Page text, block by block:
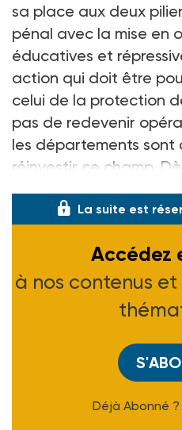
sa place aux deux
pénal avec la mise en
éducatives et
action qui doit être
celui de la protection
pas de redevenir
les départements sont
réinvestir ce champ.
La suite est
Accédez
à nos contenus
Déjà Abonné ?